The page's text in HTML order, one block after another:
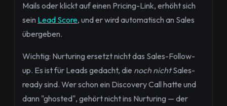
Mails oder klickt auf einen Pricing-Link, erhöht sich
sein Lead Score, und er wird automatisch an Sales
übergeben.
Wichtig: Nurturing ersetzt nicht das Sales-Follow-
up. Es ist für Leads gedacht, die noch nichtSales-
ready sind. Wer schon ein Discovery Call hatte und
dann "ghosted", gehört nicht ins Nurturing — der